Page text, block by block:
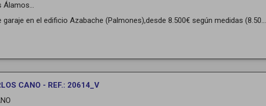
Álamos...
garaje en el edificio Azabache (Palmones),desde 8.500€ según medidas (8.50...
CANO - REF.: 20614_V